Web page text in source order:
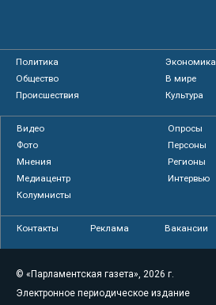
Политика
Экономика
Общество
В мире
Происшествия
Культура
Видео
Опросы
Фото
Персоны
Мнения
Регионы
Медиацентр
Интервью
Колумнисты
Контакты Реклама Вакансии
© «Парламентская газета», 2026 г.
Электронное периодическое издание